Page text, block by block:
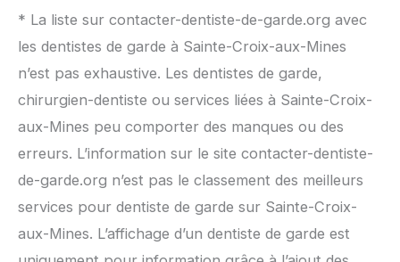
* La liste sur contacter-dentiste-de-garde.org avec
les dentistes de garde à Sainte-Croix-aux-Mines
n’est pas exhaustive. Les dentistes de garde,
chirurgien-dentiste ou services liées à Sainte-Croix-
aux-Mines peu comporter des manques ou des
erreurs. L’information sur le site contacter-dentiste-
de-garde.org n’est pas le classement des meilleurs
services pour dentiste de garde sur Sainte-Croix-
aux-Mines. L’affichage d’un dentiste de garde est